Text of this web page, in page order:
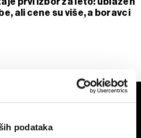
podataka
ali cene su više, a boravci